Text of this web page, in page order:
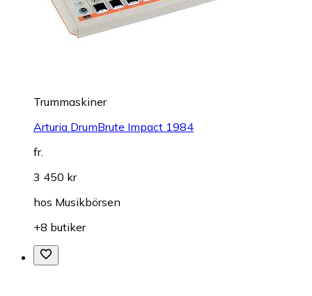
Trummaskiner
Arturia DrumBrute Impact 1984
fr.
3 450 kr
hos Musikbörsen
+8 butiker